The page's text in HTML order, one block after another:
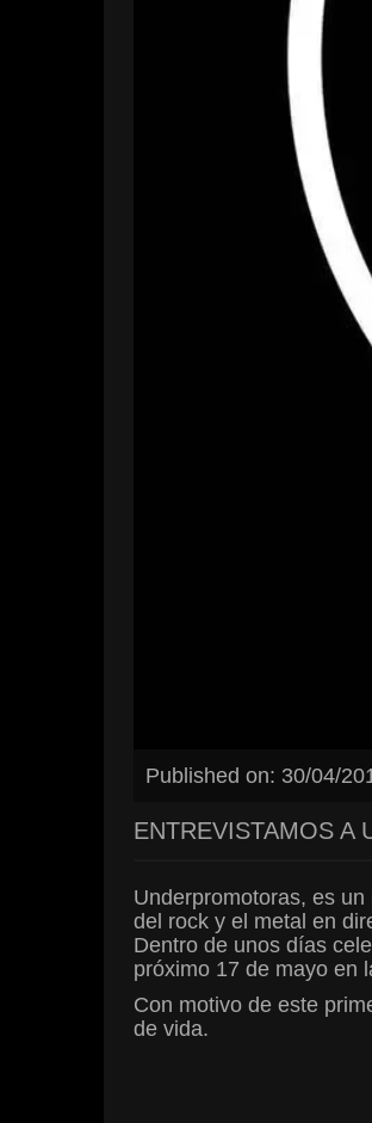
Published on: 30/04/
ENTREVISTAMOS A
Underpromotoras, es
del rock y el metal en
Dentro de unos días
próximo 17 de mayo en
Con motivo de este
de vida.